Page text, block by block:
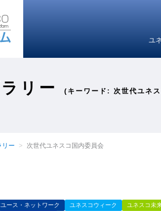
ユ
リー (キーワード: 次世代ユネ
リー 次世代ユネスコ国内委員会
ース・ネットワーク ユネスコウィーク ユネスコ未